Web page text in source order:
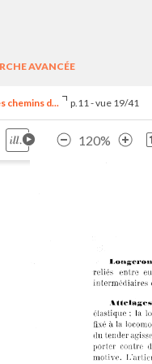
AVANCÉE
chemins d... p.11 - vue 19/41
120%